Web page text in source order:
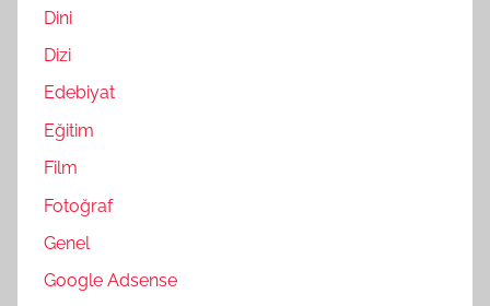
Dini
Dizi
Edebiyat
Eğitim
Film
Fotoğraf
Genel
Google Adsense